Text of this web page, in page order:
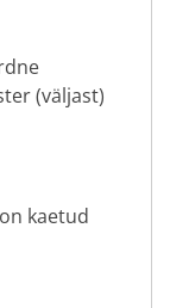
(väljast)
kaetud